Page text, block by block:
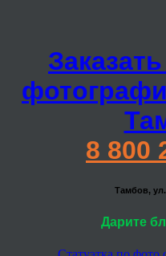
8 800
Тамбов,
Дарите